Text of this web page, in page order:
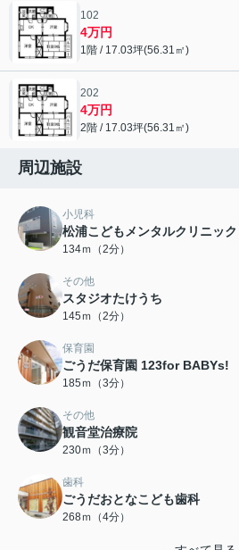
102
4万円
1階 / 17.03坪(56.31㎡)
202
4万円
2階 / 17.03坪(56.31㎡)
周辺施設
小児科
松浦こどもメンタルクリニック
134ｍ（2分）
その他
スタジオたけうち
145ｍ（2分）
保育園
ごうだ保育園 123for BABYs!
185ｍ（3分）
その他
観音堂治療院
230ｍ（3分）
歯科
ごうだおとなこども歯科
268ｍ（4分）